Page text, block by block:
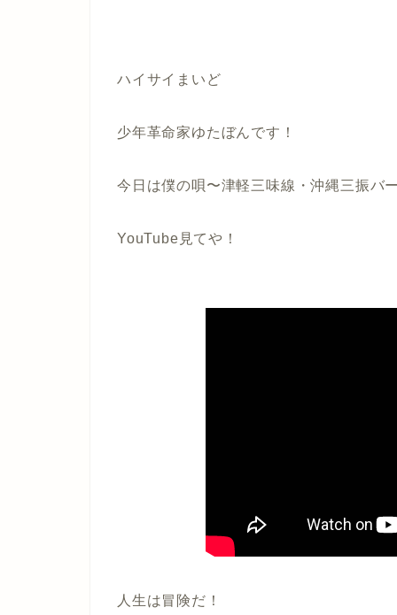
ハイサイまいど
少年革命家ゆたぼんです！
今日は僕の唄〜津軽三味線・沖縄三振バ
YouTube見てや！
人生は冒険だ！